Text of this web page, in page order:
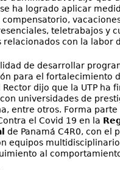
ha logrado aplicar
teletrabajos y
relacionados con la labor
de desarrollar
para el fortalecimiento
Rector dijo que la UTP ha
universidades de
entre otros. Forma
el Covid 19 en la
de Panamá C4R0, con el
equipos
al